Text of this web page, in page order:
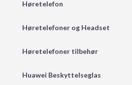
Høretelefon
Høretelefoner og Headset
Høretelefoner tilbehør
Huawei Beskyttelseglas